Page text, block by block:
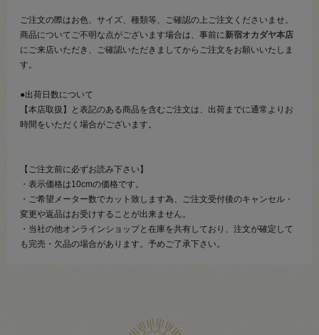
ご注文の際はお色、サイズ、種類等、ご確認の上ご注文くださいませ。
商品についてご不明な点がございます場合は、事前に新宿オカダヤ本店
にご来店いただき、ご確認いただきましてからご注文をお願いいたしま
す。
●出荷日数について
【本店取扱】と表記のある商品を含むご注文は、出荷までに通常よりお
時間をいただく場合がございます。
【ご注文前に必ずお読み下さい】
・表示価格は10cmの価格です。
・ご希望メーター数でカット致します為、ご注文受付後のキャンセル・
変更や返品はお受けすることが出来ません。
・当社の他オンラインショップと在庫を共有しており、注文が確定して
も完売・欠品の場合があります。予めご了承下さい。